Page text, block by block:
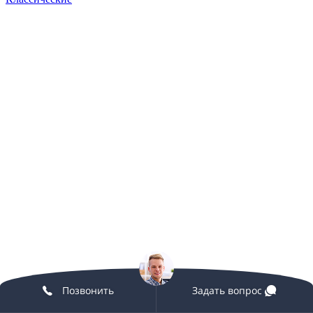
Позвонить Задать вопрос